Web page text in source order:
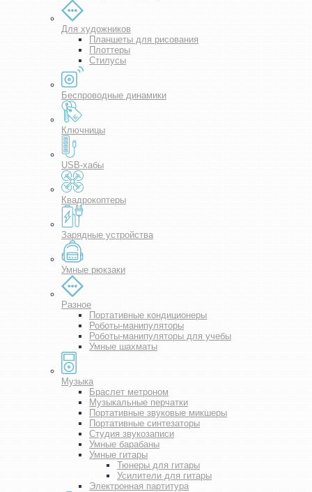
Для художников
Планшеты для рисования
Плоттеры
Стилусы
Беспроводные динамики
Ключницы
USB-хабы
Квадрокоптеры
Зарядные устройства
Умные рюкзаки
Разное
Портативные кондиционеры
Роботы-манипуляторы
Роботы-манипуляторы для учебы
Умные шахматы
Музыка
Браслет метроном
Музыкальные перчатки
Портативные звуковые микшеры
Портативные синтезаторы
Студия звукозаписи
Умные барабаны
Умные гитары
Тюнеры для гитары
Усилители для гитары
Электронная партитура